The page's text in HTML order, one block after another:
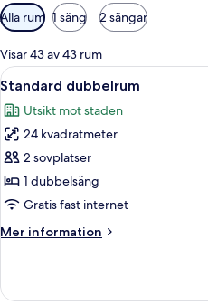
Tillgängliga
filter
för
rum
Alla rum 1 säng 2 sängar
Visar 43 av 43 rum
Öppna
alla
foton
för
Standard
dubbelrum
10
Standard dubbelrum
Utsikt mot staden
24 kvadratmeter
2 sovplatser
1 dubbelsäng
Gratis fast internet
Mer information
Mer
dubbelrum